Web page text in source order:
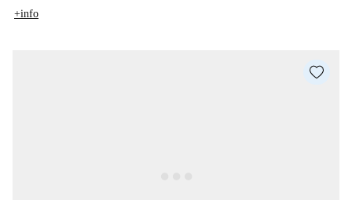
+info